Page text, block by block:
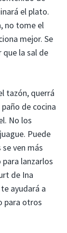
el plato.
no tome el
mejor. Se
que la sal de
tazón, querrá
de cocina
No los
Puede
ven más
lanzarlos
de Ina
ayudará a
para otros